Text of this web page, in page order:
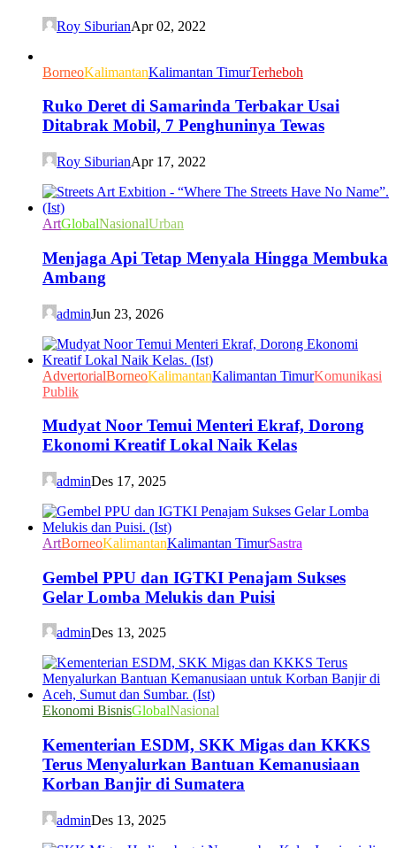
Roy SiburianApr 02, 2022
BorneoKalimantanKalimantan TimurTerheboh
Ruko Deret di Samarinda Terbakar Usai
Ditabrak Mobil, 7 Penghuninya Tewas
Roy SiburianApr 17, 2022
ArtGlobalNasionalUrban
Menjaga Api Tetap Menyala Hingga Membuka
Ambang
adminJun 23, 2026
AdvertorialBorneoKalimantanKalimantan TimurKomunikasi
Publik
Mudyat Noor Temui Menteri Ekraf, Dorong
Ekonomi Kreatif Lokal Naik Kelas
adminDes 17, 2025
ArtBorneoKalimantanKalimantan TimurSastra
Gembel PPU dan IGTKI Penajam Sukses
Gelar Lomba Melukis dan Puisi
adminDes 13, 2025
Ekonomi BisnisGlobalNasional
Kementerian ESDM, SKK Migas dan KKKS
Terus Menyalurkan Bantuan Kemanusiaan
Korban Banjir di Sumatera
adminDes 13, 2025